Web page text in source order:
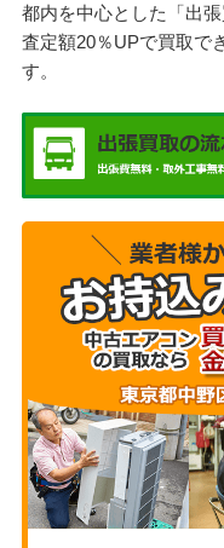
都内を中心とした「出
査定額20％UPで買取で
す。